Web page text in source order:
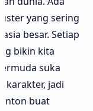
yang sering
besar. Setiap
bikin kita
suka
karakter, jadi
buat